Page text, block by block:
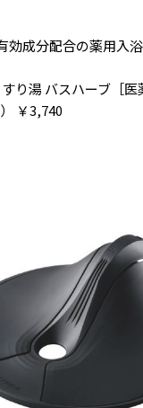
効成分配合の薬用入
り湯 バスハーブ［医
￥3,740